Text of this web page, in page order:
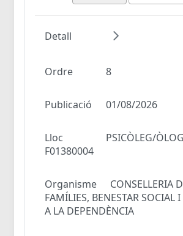
Detall
Ordre 8
Publicació 01/08/2026
Lloc
PSICÒLEG/
F01380004
Organisme
CONSELLERIA
FAMÍLIES, BENESTAR SOCIAL
A LA DEPENDÈNCIA